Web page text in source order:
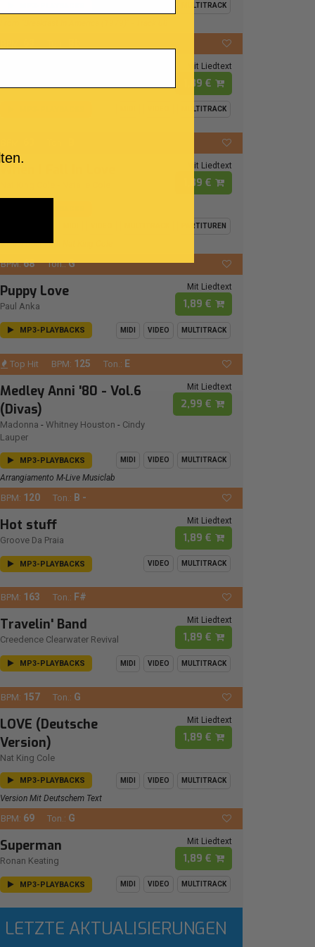
MULTITRACK
Buster Poindexter
Mit Liedtext
1,89 €
MULTITRACK
Mit Liedtext
1,89 €
PARTITUREN
Virtual Duet With Nat King Cole
BPM:68 Ton.:G
Puppy Love
Paul Anka
Mit Liedtext
1,89 €
MP3-PLAYBACKS MIDI VIDEO MULTITRACK
Top Hit BPM: 125 Ton.: E
Medley Anni '80 - Vol.6
(Divas)
Madonna - Whitney Houston - Cindy
Lauper
Mit Liedtext
2,99 €
MP3-PLAYBACKS MIDI VIDEO MULTITRACK
Arrangiamento M-Live Musiclab
BPM: 120 Ton.: B -
Hot stuff
Groove Da Praia
Mit Liedtext
1,89 €
MP3-PLAYBACKS VIDEO MULTITRACK
BPM: 163 Ton.: F#
Travelin' Band
Creedence Clearwater Revival
Mit Liedtext
1,89 €
MP3-PLAYBACKS MIDI VIDEO MULTITRACK
BPM: 157 Ton.: G
LOVE (Deutsche
Version)
Nat King Cole
Mit Liedtext
1,89 €
MP3-PLAYBACKS MIDI VIDEO MULTITRACK
Version Mit Deutschem Text
BPM: 69 Ton.: G
Superman
Ronan Keating
Mit Liedtext
1,89 €
MP3-PLAYBACKS MIDI VIDEO MULTITRACK
LETZTE AKTUALISIERUNGEN